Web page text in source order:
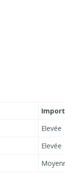
Elevée
Elevée